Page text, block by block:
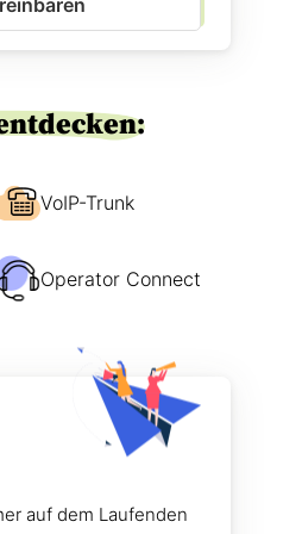
VoIP-Trunk
Operator Connect
auf dem Laufenden